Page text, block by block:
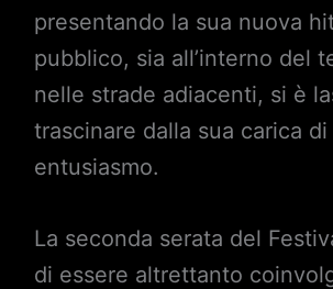
presentando la sua nuova
pubblico, sia all’interno del
nelle strade adiacenti, si è
trascinare dalla sua carica di
entusiasmo.
La seconda serata del
di essere altrettanto